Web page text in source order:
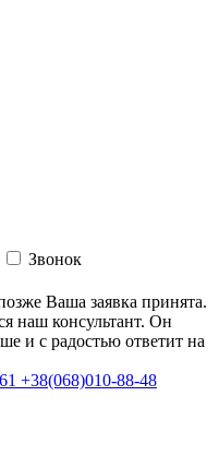
Звонок
Ваша заявка принята.
наш консультант. Он
и с радостью ответит на
+38(068)010-88-48